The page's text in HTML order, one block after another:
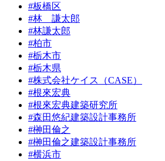
#板橋区
#林 謙太郎
#林謙太郎
#柏市
#栃木市
#栃木県
#株式会社ケイス（CASE）
#根來宏典
#根來宏典建築研究所
#森田悠紀建築設計事務所
#榊田倫之
#榊田倫之建築設計事務所
#横浜市